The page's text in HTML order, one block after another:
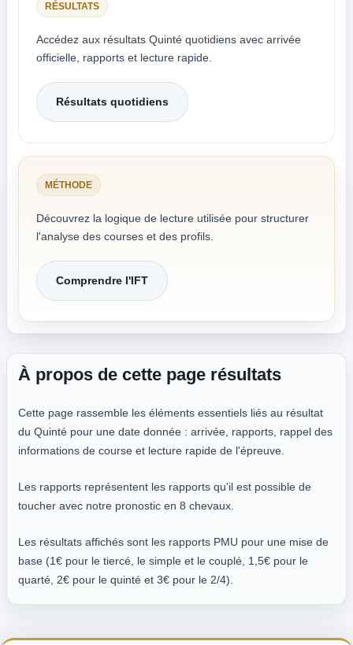
RÉSULTATS
Accédez aux résultats Quinté quotidiens avec arrivée
officielle, rapports et lecture rapide.
Résultats quotidiens
MÉTHODE
Découvrez la logique de lecture utilisée pour structurer
l'analyse des courses et des profils.
Comprendre l'IFT
À propos de cette page résultats
Cette page rassemble les éléments essentiels liés au résultat
du Quinté pour une date donnée : arrivée, rapports, rappel des
informations de course et lecture rapide de l'épreuve.
Les rapports représentent les rapports qu'il est possible de
toucher avec notre pronostic en 8 chevaux.
Les résultats affichés sont les rapports PMU pour une mise de
base (1€ pour le tiercé, le simple et le couplé, 1,5€ pour le
quarté, 2€ pour le quinté et 3€ pour le 2/4).